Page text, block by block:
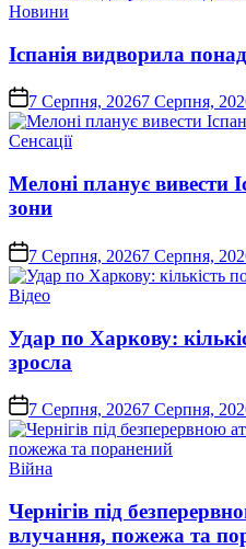
Опублікувати
Новини
Іспанія видворила
on 7 Серпня, 20267 Серпня,
Опублікувати
Сенсації
Мелоні планує вивести
зони
on 7 Серпня, 20267 Серпня,
Опублікувати
Відео
Удар по Харкову:
зросла
on 7 Серпня, 20267 Серпня,
Опублікувати
Війна
Чернігів під
влучання, пожежа та